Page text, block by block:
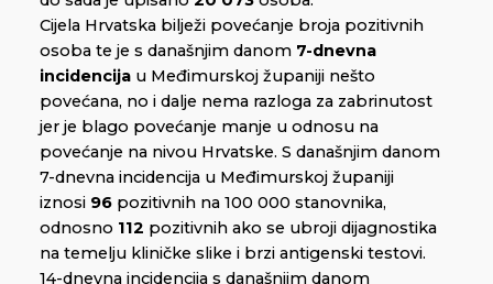
Cijela Hrvatska bilježi povećanje broja pozitivnih
osoba te je s današnjim danom 7-dnevna
incidencija u Međimurskoj županiji nešto
povećana, no i dalje nema razloga za zabrinutost
jer je blago povećanje manje u odnosu na
povećanje na nivou Hrvatske. S današnjim danom
7-dnevna incidencija u Međimurskoj županiji
iznosi 96 pozitivnih na 100 000 stanovnika,
odnosno 112 pozitivnih ako se ubroji dijagnostika
na temelju kliničke slike i brzi antigenski testovi.
14-dnevna incidencija s današnjim danom